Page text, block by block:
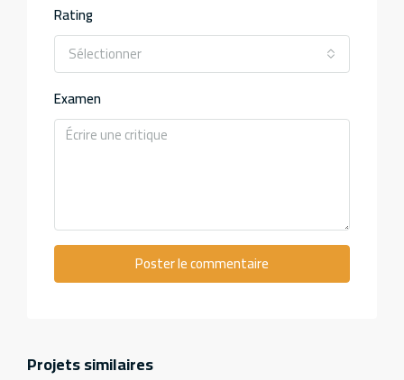
Rating
Sélectionner
Examen
Poster le commentaire
Projets similaires